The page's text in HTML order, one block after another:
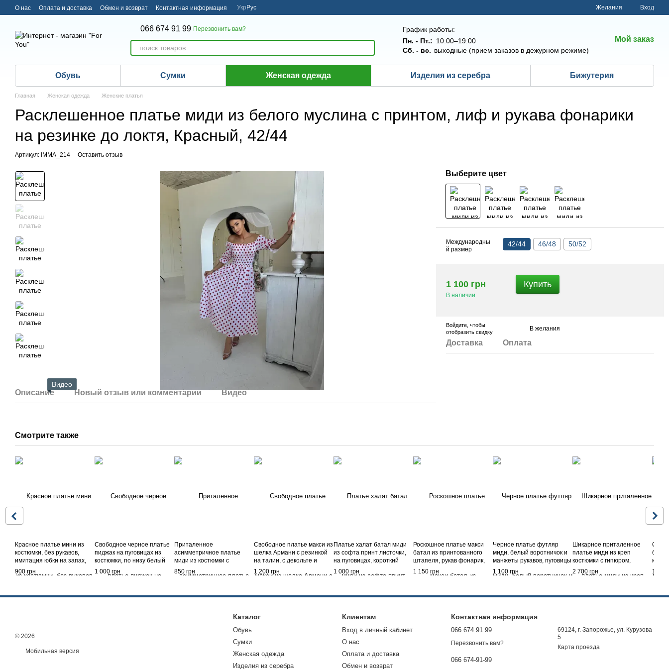
Перейти к основному контенту
О нас Оплата и доставка Обмен и возврат Контактная информация Укр Рус Желания Вход
066 674 91 99 Перезвонить вам?
График работы:
Пн.- Пт.: 10:00–19:00
Сб.- вс. выходные (прием заказов в дежурном режиме)
Мой заказ
Обувь Сумки Женская одежда Изделия из серебра Бижутерия
Главная Женская одежда Женские платья
Расклешенное платье миди из белого муслина с принтом, лиф и рукава фонарики
на резинке до локтя, Красный, 42/44
Артикул: IMMA_214 Оставить отзыв
Видео
Описание Новый отзыв или комментарий Видео
Выберите цвет
Международны
й размер
42/44 46/48 50/52
1 100 грн
В наличии
Купить
Войдите , чтобы
отобразить скидку
В желания
Доставка Оплата
Смотрите также
Красное платье мини из
костюмки, без рукавов,
имитация юбки на запах,
42/44
900 грн
Свободное черное платье
пиджак на пуговицах из
костюмки, по низу белый
волан из софта, 42/44
1 000 грн
Приталенное
асимметричное платье
миди из костюмки с
бретельками на одно
плечо, сзади разрез,
850 грн
Свободное платье макси из
шелка Армани с резинкой
на талии, с декольте и
рукавом фонариком на
резинке 3/4, Малина, S-M
1 200 грн
Платье халат батал миди
из софта принт листочки,
на пуговицах, короткий
рукав, пояс, карманы,
Белый, 52
1 000 грн
Роскошное платье макси
батал из принтованного
штапеля, рукав фонарик,
талия на резинке, Голубой,
1 150 грн
Черное платье футляр
миди, белый воротничок и
манжеты рукавов, пуговицы
по лифу, разрез сзади на
юбке, 42/44
1 100 грн
Шикарное приталенное
платье миди из креп
костюмки с гипюром,
декольте, рукава фонарики,
юбка солнце, пояс, Белый,
2 700 грн
на
1 000
© 2026
Мобильная версия
Каталог
Обувь
Сумки
Женская одежда
Изделия из серебра
Клиентам
Вход в личный кабинет
О нас
Оплата и доставка
Обмен и возврат
Контактная информация
066 674 91 99
Перезвонить вам?
066 674-91-99
69124, г. Запорожье, ул. Курузова
5
Карта проезда